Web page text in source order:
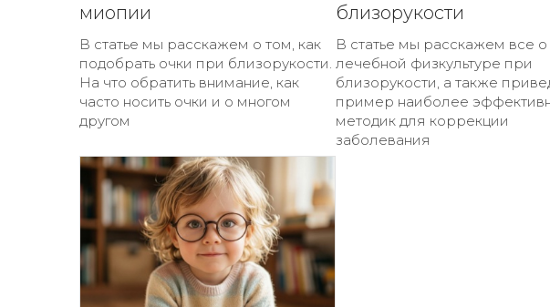
миопии
В статье мы расскажем о том, как
подобрать очки при близорукости.
На что обратить внимание, как
часто носить очки и о многом
другом
близорукости
В статье мы расскажем все о
лечебной физкультуре при
близорукости, а также
пример наиболее
методик для коррекции
заболевания